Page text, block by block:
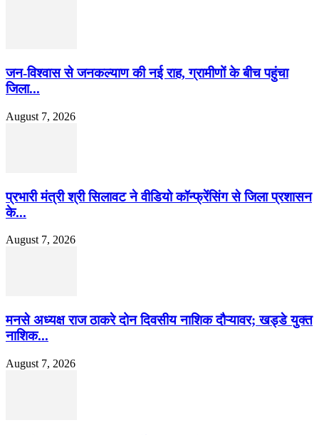
जन-विश्वास से जनकल्याण की नई राह, ग्रामीणों के बीच पहुंचा
जिला...
August 7, 2026
प्रभारी मंत्री श्री सिलावट ने वीडियो कॉन्फ्रेंसिंग से जिला प्रशासन
के...
August 7, 2026
मनसे अध्यक्ष राज ठाकरे दोन दिवसीय नाशिक दौऱ्यावर; खड्डे युक्त
नाशिक...
August 7, 2026